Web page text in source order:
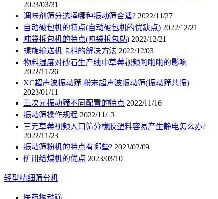
2023/03/31
调味剂筛分选择哪种振动筛合适? 2022/11/27
自动破包机的特点(自动破包机的优缺点) 2022/12/21
吨袋拆包机的特点(吨袋拆包站) 2022/12/21
螺旋输送机卡料的解决方法 2022/12/03
物料湿度对砂石生产线中草莓视频啪啪啪的影响
2022/11/26
XC超声波振动筛 粉末超声波振动筛(振动筛共振)
2023/01/11
三次元振动筛不同配置的特点 2022/11/16
振动筛操作规程 2022/11/13
三元草莓视频入口筛分橡胶塑料容易产生静电怎么办?
2022/11/23
振动筛粉机的特点有哪些? 2023/02/09
矿用给煤机的优点 2023/03/10
轻型精细筛分机
医药振动筛